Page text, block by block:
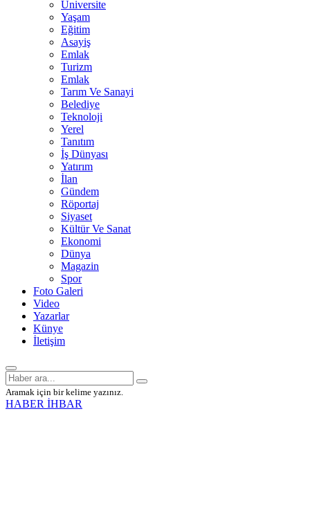
Üniversite
Yaşam
Eğitim
Asayiş
Emlak
Turizm
Emlak
Tarım Ve Sanayi
Belediye
Teknoloji
Yerel
Tanıtım
İş Dünyası
Yatırım
İlan
Gündem
Röportaj
Siyaset
Kültür Ve Sanat
Ekonomi
Dünya
Magazin
Spor
Foto Galeri
Video
Yazarlar
Künye
İletişim
Aramak için bir kelime yazınız.
HABER İHBAR